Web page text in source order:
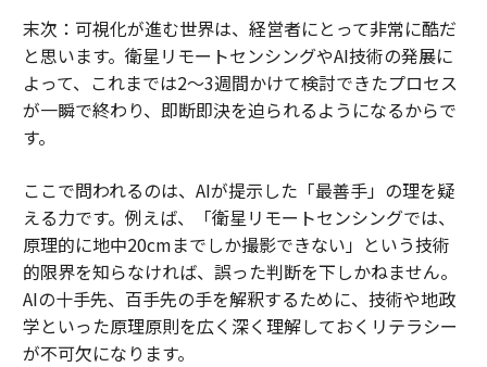
末次：可視化が進む世界は、経営者にとって非常に酷だ
と思います。衛星リモートセンシングやAI技術の発展に
よって、これまでは2〜3週間かけて検討できたプロセス
が一瞬で終わり、即断即決を迫られるようになるからで
す。
ここで問われるのは、AIが提示した「最善手」の理を疑
える力です。例えば、「衛星リモートセンシングでは、
原理的に地中20cmまでしか撮影できない」という技術
的限界を知らなければ、誤った判断を下しかねません。
AIの十手先、百手先の手を解釈するために、技術や地政
学といった原理原則を広く深く理解しておくリテラシー
が不可欠になります。